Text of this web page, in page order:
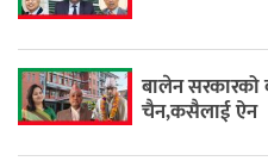
बालेन सरकारको
चैन,कसैलाई ऐन